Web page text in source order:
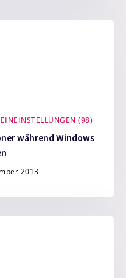
(98)
während Windows
2013